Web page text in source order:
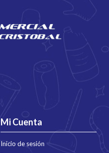
Mi Cuenta
Inicio de sesión